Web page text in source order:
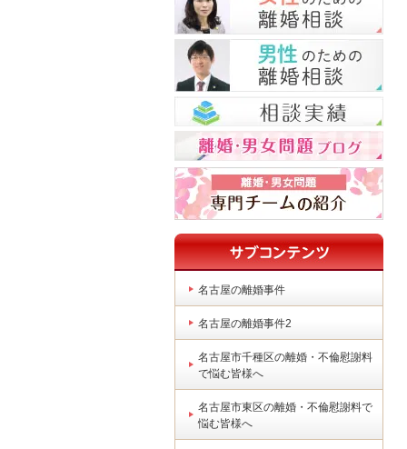
名古屋の離婚事件
名古屋の離婚事件2
名古屋市千種区の離婚・不倫慰謝料
で悩む皆様へ
名古屋市東区の離婚・不倫慰謝料で
悩む皆様へ